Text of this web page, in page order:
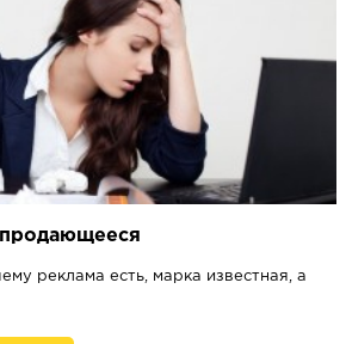
продающееся
реклама есть, марка известная, а